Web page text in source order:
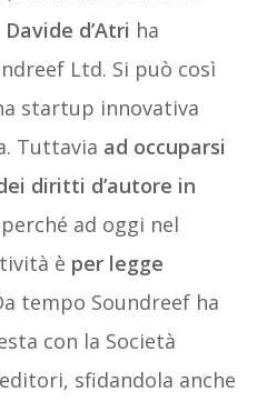
Davide d’Atri ha
Ltd. Si può così
startup innovativa
Tuttavia ad occuparsi
diritti d’autore in
ad oggi nel
è per legge
tempo Soundreef ha
con la Società
sfidandola anche